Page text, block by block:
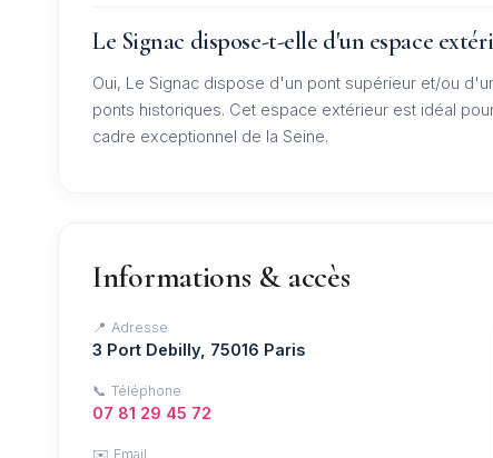
Le Signac dispose-t-elle d'un espace
Oui, Le Signac dispose d'un pont supérieur et/ou
ponts historiques. Cet espace extérieur est idéal
cadre exceptionnel de la Seine.
Informations & accès
📍 Adresse
3 Port Debilly, 75016 Paris
📞 Téléphone
07 81 29 45 72
✉️ Email